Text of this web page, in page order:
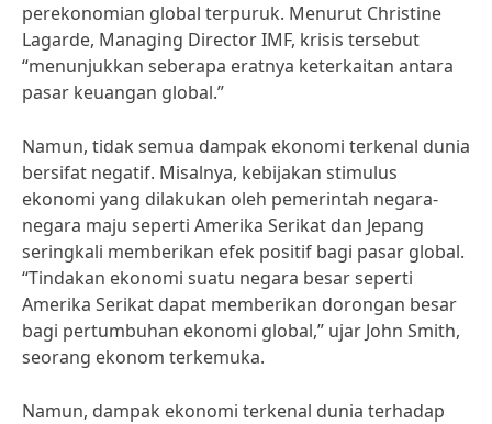
perekonomian global terpuruk. Menurut Christine
Lagarde, Managing Director IMF, krisis tersebut
“menunjukkan seberapa eratnya keterkaitan antara
pasar keuangan global.”
Namun, tidak semua dampak ekonomi terkenal dunia
bersifat negatif. Misalnya, kebijakan stimulus
ekonomi yang dilakukan oleh pemerintah negara-
negara maju seperti Amerika Serikat dan Jepang
seringkali memberikan efek positif bagi pasar global.
“Tindakan ekonomi suatu negara besar seperti
Amerika Serikat dapat memberikan dorongan besar
bagi pertumbuhan ekonomi global,” ujar John Smith,
seorang ekonom terkemuka.
Namun, dampak ekonomi terkenal dunia terhadap